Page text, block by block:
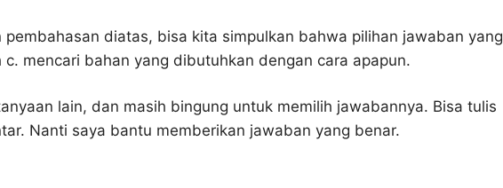
pembahasan diatas, bisa kita simpulkan bahwa pilihan jawaban yang
c. mencari bahan yang dibutuhkan dengan cara apapun.
lain, dan masih bingung untuk memilih jawabannya. Bisa tulis
Nanti saya bantu memberikan jawaban yang benar.